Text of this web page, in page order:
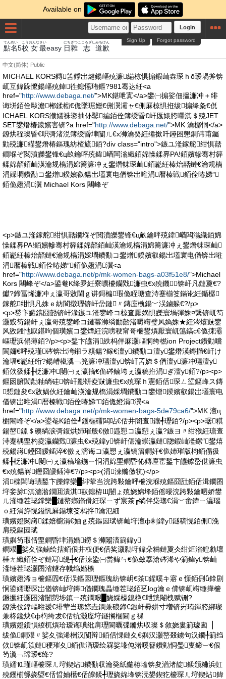
Available on
Login
Forgot password
Sign Up
點
てん
名
めい
5校
こう
女
おんな
最
さい
easy 日
にち
雜
ざつ
志
こころざし
道
みち
歉
けん
中文(简体) Public
MICHAEL KORS鏄笘鐣岀煡鍚嶇殑濂緢椋惧搧鍜屾垚琛ｈō瑷堝斧锛
屼互鍏跺懡鍚嶇殑鍏徃鎴愮珛鏂?981骞达紝<a
href="http://www.debaga.net/">MK鍖呭寘</a>鐢㈠搧娑佃搵濂冲＋绯
诲垪銆佺敺澹郴鍒椼€佹墜琚嬨€侀瀷灞ャ€侀厤椋惧拰绂搧绛夈€侻
ICHAEL KORS濮嬬祩鍌抽仦鑿編銆佺簿绶昏€屽厖婊胯嚜淇＄殑JET
SET鐢熸椿鎱嬪害锛?a href="http://www.debaga.net/">MK 瀹樼恫</a>
鐐烘秷璨昏€呮彁渚涚簿绶昏垏闅ㄦ€х浉瀹癸紝缍撳吀鑸囨懇鐧讳甫钃
勭殑濂緢鐢熸椿鏂瑰紡楂旈銆?div class="intro">鏃ユ湰鎵舵绀惧嚭
鐗堢ぞ閲濆皪鐢锋€ц畝鑰呯殑鍏崷闆滃織銆婂懆鍒奡PA!銆嬪幓骞村簳
鍒婂嚭銆屾渶瀹规槗涓婂簥濂冲ぇ鐢熸帓琛屾銆嶏紝榛炲嚭鏈€瀹规槗
涓婇墹鐨勫コ鐢熷鍨嬪叡鍚岀壒寰电偤锛岀暀涓暦榛戦銆佺暙娣″
銆佹嬁涓瀷 Michael Kors 闀峰ぞ
<p>鏃ユ湰鎵舵绀惧嚭鐗堢ぞ閲濆皪鐢锋€ц畝鑰呯殑鍏崷闆滃織銆婂
懆鍒奡PA!銆嬪幓骞村簳鍒婂嚭銆屾渶瀹规槗涓婂簥濂冲ぇ鐢熸帓琛屾
銆嶏紝榛炲嚭鏈€瀹规槗涓婇墹鐨勫コ鐢熷鍨嬪叡鍚岀壒寰电偤锛岀暀
涓暦榛戦銆佺暙娣″銆佹嬁涓瀷<a
href="http://www.debaga.net/p/mk-women-bags-a03f51e8/">Michael
Kors 闀峰ぞ</a>鍙奙K绛夛紝寮曠櫦钄戣濂虫€х殑鐖锛屽凡鏈夐€?
钀?鍗冨悕濂冲ぇ瀛哥敓閫ｇ讲鎶楄瑕佹眰瑭查洔蹇椾笅鏋讹紝鍎樼
鎵舵绀惧凡姝ｅ紡閬撴瓑锛屽嵒鏈〃鏄庢槸鍚﹀洖鏀躲€?/p>
<p>鍫卞皫鎸囧嚭锛屽湪鏃ユ湰鐢峰コ椋查厭娲惧皪寰堝彈姝¤繋锛屼笉
灏戜笉鍚屽ぇ瀛哥殑鐢峰コ鏈冪浉绱勫嚭渚嗕竴璧风媯姝★紝涔熺敱鐢
风敓鎺忚叞鍖呴個璜嬪コ鐢燂紝浣嗙稉甯哥櫦鐢熼厭寰屼簜鎬с€佹捒灞
嶇瓑浜傝薄銆?/p><p>鍫卞皫涓紩杩伴厤灏嶇恫绔橪ion Project鐨勭嚐
閬嬭€呯殑瑾硶锛岀洿鎺ラ粸鍚?鎵€澶у鐨勫コ澶у鐢熸渶鏄撱€屽け
瀹堛€嶏紝绗?鍚嶆槸瀵﹁笎濂冲瓙澶у锛屽叾娆＄偤澶у濂冲瓙澶у
銆佽彶鍒╂柉濂冲闄㈠ぇ瀛搞€佹硶鏀垮ぇ瀛稿拰涓ぎ澶у銆?/p><p>
鏂囦腑閭勪粙绱硅锛屽彲钘夌敱濂虫€х殑琛ｈ憲銆佸琛ㄥ垽鏂峰ス鏄
惁鏈夋€х敓娲伙紝鑰屾渶瀹规槗涓婇墹鐨勫コ鐢熷鍨嬪叡鍚岀壒寰电
偤锛岀暀涓暦榛戦銆佺暙娣″銆佹嬁涓瀷<a
href="http://www.debaga.net/p/mk-women-bags-5de79ca6/">MK 澶ц
櫉闀峰ぞ</a>鍙奙K銆佺┛钁楃礌闆呫€佸井闇查鑲╃瓑銆?/p><p>琚粸
鍚嶅鏍＄礇绱涙彁鍑烘姉璀般€傚韪愬コ瀛愬ぇ瀛?鏃ヨ〃绀猴紝瑭查
洔蹇楀垔杓夌灜钄戣濂虫€х殑鍏у锛屽偡瀹崇灜鏈牎鍜屾湰鏍″鐢熺
殑鍚嶈鑸囧皧鍤淬€傚ぇ濡诲コ瀛愬ぇ瀛镐篃鐧奸€佹姉璀版枃銆傝彶
鍒╂柉濂冲闄㈠ぇ瀛稿墖鍦ㄧ恫涓婂垔鐧昏伈鏄庢寚鍫卞皫鎼嶅偡濂虫
€х殑鍚嶈鑸囧皧鍤淬€?/p><p>(涓湅鏅傚牨)</p>
涓檪闆诲瓙鍫卞皪鐣欒█绯荤当浣跨敤鑰呯櫦浣堢殑鏂囧瓧銆佸湒鐗囨
垨妾旀淇濇湁鐗囬潰淇敼鎴栫Щ闄ょ殑娆婂埄銆傜暥浣跨敤鑰呬娇鐢
ㄦ湰缍茬珯鐣欒█鏈嶅嫏鏅傦紝琛ㄧず宸茶┏绱伴柋璁€涓﹀畬鍏ㄧ灜瑙
ｏ紝涓斿悓鎰忛厤鍚堜笅杩拌瀹氾細
璜嬪嬁閲嶈鍒婄櫥涓€妯ｇ殑鏂囩珷锛屾垨澶ф剰鍏у鐩稿悓銆侀浼
肩殑鏂囩珷
璜嬩笉瑕佸垔鐧昏垏涓婚鐒＄浉闂滀箣鍏у
鐧艰█娑夊強鏀绘搳銆佷井杈便€佸奖灏勬垨鍏朵粬鏈夐仌绀炬渻鍠勮壇
棰ㄤ織銆佺ぞ鏈冩缇┿€佸湅鍌㈠畨鍏ㄣ€佹斂搴滄硶浠や箣鍏у锛屾
湰缍茬珯灏囨渻鐩存帴绉婚櫎
璜嬪嬁浠ョ櫦鏂囥€佸洖鏂囩瓑鏂瑰紡锛岄€茶鍟嗘キ寤ｅ憡銆侀ǚ鎿剧
恫鍙嬬瓑琛岀偤锛屾垨鏄偤鐗瑰畾缍茬珯銆乥log瀹ｅ偝锛屼竴缍撶櫦
鐝撅紝灏囨渻闄愬埗鎮ㄧ殑鐧艰█娆婇檺鎴栬€呭皝閹栧赋铏?
鐐洪伩鍏嶇暀瑷€绯荤当璁婃垚鐧兼硠鍗€鍜屽彛姘寸増锛岃珛鍕胯綁璨
兼柊鑱炴€ф枃绔犮€佸牨灏庢垨鐩搁棞閫ｇ祼
璜嬪嬁鎻愪緵杌熼珨瑷诲唺纰肩瓑閬曞弽鏅烘収璨＄敘娆婁箣璩囪▕
绂佹鐧艰〃娑夊強浠栦汉闅辩銆佸惈鏈夊€嬩汉灏嶅叕鐪句汉鐗╀箣绉
佽锛屼笖鏈稉璀夊銆佹湭瑷绘槑娑堟伅渚嗘簮鐨勭恫璺叓鍗︺€佷
笉瀵﹁瑺瑷€绛?
璜嬬⒑瑾嶇櫦琛ㄦ垨鍥炶鐨勫収瀹癸紙鍦栫墖锛夋湭渚靛鍒颁粬浜虹
殑钁椾綔娆娿€佸晢妯欍€佸皥鍒╃瓑娆婂埄锛涜嫢鍥犵櫦琛ㄦ垨鍥炶鍏